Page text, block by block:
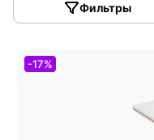
Фильтры
-17%